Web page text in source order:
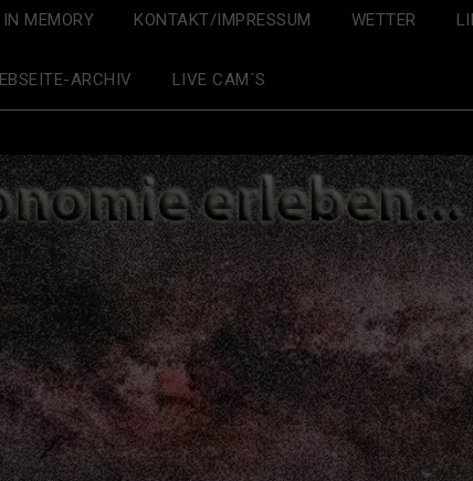
IN MEMORY KONTAKT/IMPRESSUM WETTER
ARCHIV LIVE CAM´S